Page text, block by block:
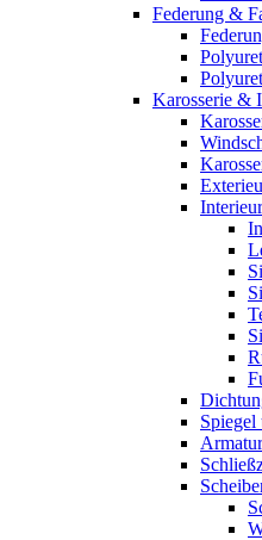
Federung &
Karosserie &
Interieur
Spiegel